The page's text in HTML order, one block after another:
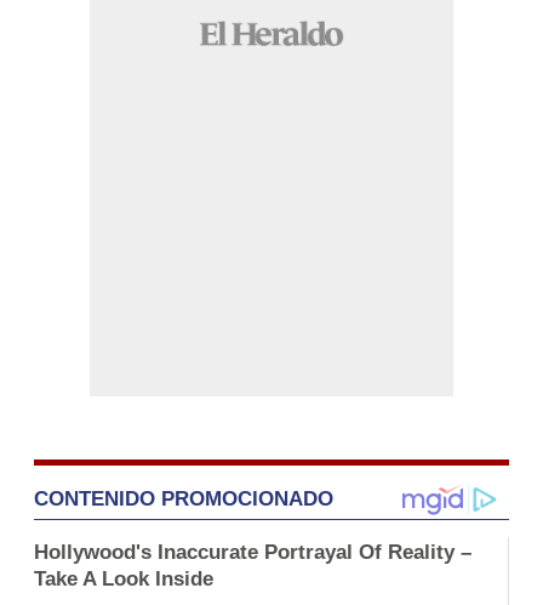
CONTENIDO PROMOCIONADO
Hollywood's Inaccurate Portrayal Of Reality –
Take A Look Inside